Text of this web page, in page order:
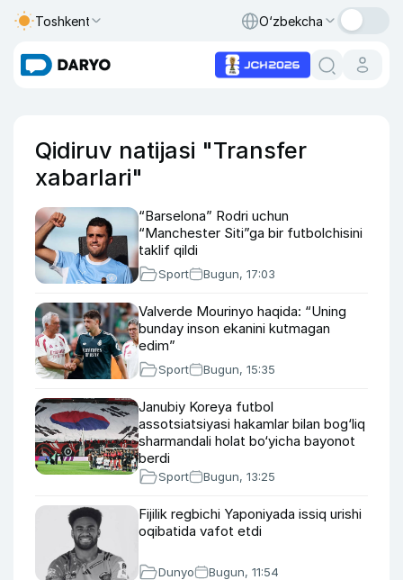
Toshkent O‘zbekcha
Qidiruv natijasi "Transfer
xabarlari"
“Barselona” Rodri uchun
“Manchester Siti”ga bir futbolchisini
taklif qildi
Sport Bugun, 17:03
Valverde Mourinyo haqida: “Uning
bunday inson ekanini kutmagan
edim”
Sport Bugun, 15:35
Janubiy Koreya futbol
assotsiatsiyasi hakamlar bilan bog‘liq
sharmandali holat bo‘yicha bayonot
berdi
Sport Bugun, 13:25
Fijilik regbichi Yaponiyada issiq urishi
oqibatida vafot etdi
Dunyo Bugun, 11:54